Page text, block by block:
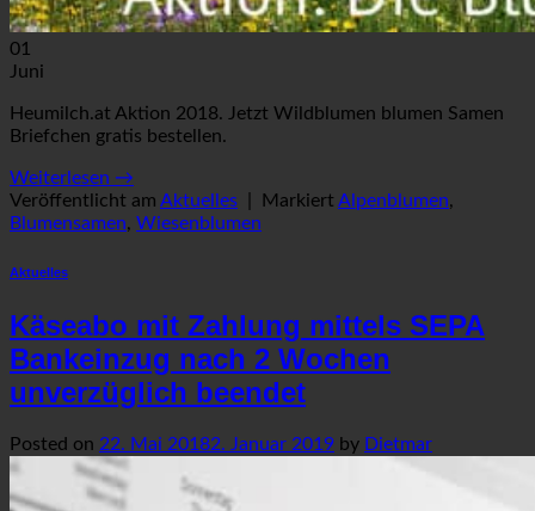
01
Juni
Heumilch.at Aktion 2018. Jetzt Wildblumen blumen Samen
Briefchen gratis bestellen.
Weiterlesen →
Veröffentlicht am Aktuelles Markiert Alpenblumen,
Blumensamen, Wiesenblumen
Aktuelles
Käseabo mit Zahlung mittels SEPA
Bankeinzug nach 2 Wochen
unverzüglich beendet
Posted on 22. Mai 20182. Januar 2019 by Dietmar